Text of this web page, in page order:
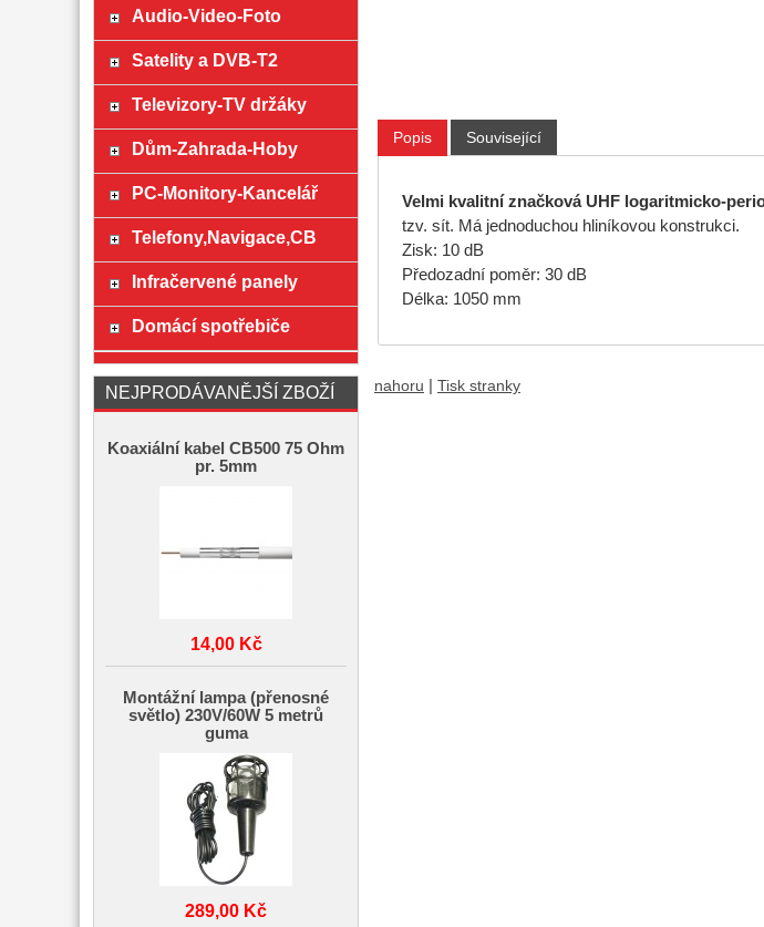
Popis Související
Velmi kvalitní značková UHF logaritmicko-
tzv. sít. Má jednoduchou hliníkovou konstrukci.
Zisk: 10 dB
Předozadní poměr: 30 dB
Délka: 1050 mm
nahoru Tisk stranky
Audio-Video-Foto
Satelity a DVB-T2
Televizory-TV držáky
Dům-Zahrada-Hoby
PC-Monitory-Kancelář
Telefony,Navigace,CB
Infračervené panely
Domácí spotřebiče
NEJPRODÁVANĚJŠÍ ZBOŽÍ
Koaxiální kabel CB500 75 Ohm
pr. 5mm
14,00 Kč
Montážní lampa (přenosné
světlo) 230V/60W 5 metrů
guma
289,00 Kč